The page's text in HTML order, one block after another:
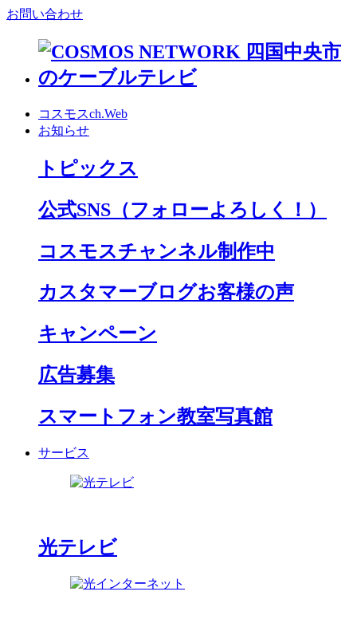
お問い合わせ
コスモスch.Web
お知らせ
トピックス
公式SNS （フォローよろしく！）
コスモスチャンネル制作中
カスタマーブログお客様の声
キャンペーン
広告募集
スマートフォン教室写真館
サービス
光テレビ